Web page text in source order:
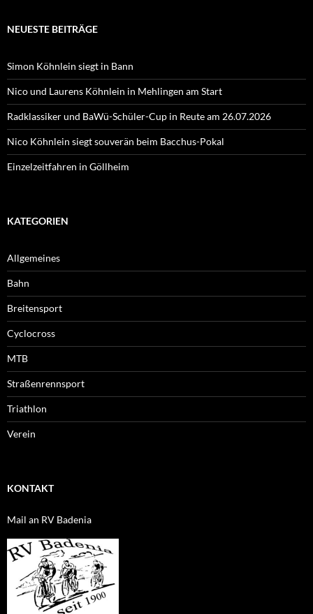
NEUESTE BEITRÄGE
Simon Köhnlein siegt in Bann
Nico und Laurens Köhnlein in Mehlingen am Start
Radklassiker und BaWü-Schüler-Cup in Reute am 26.07.2026
Nico Köhnlein siegt souverän beim Bacchus-Pokal
Einzelzeitfahren in Göllheim
KATEGORIEN
Allgemeines
Bahn
Breitensport
Cyclocross
MTB
Straßenrennsport
Triathlon
Verein
KONTAKT
Mail an RV Badenia